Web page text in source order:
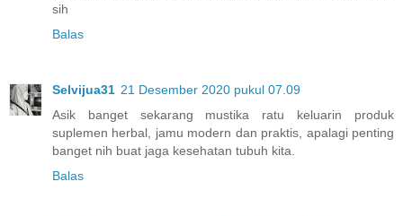
sih
Balas
Selvijua31 21 Desember 2020 pukul 07.09
Asik banget sekarang mustika ratu keluarin produk
suplemen herbal, jamu modern dan praktis, apalagi penting
banget nih buat jaga kesehatan tubuh kita.
Balas